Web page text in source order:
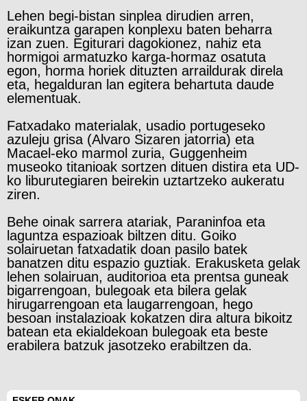
Lehen begi-bistan sinplea dirudien arren,
eraikuntza garapen konplexu baten beharra
izan zuen. Egiturari dagokionez, nahiz eta
hormigoi armatuzko karga-hormaz osatuta
egon, horma horiek dituzten arraildurak direla
eta, hegalduran lan egitera behartuta daude
elementuak.
Fatxadako materialak, usadio portugeseko
azuleju grisa (Alvaro Sizaren jatorria) eta
Macael-eko marmol zuria, Guggenheim
museoko titanioak sortzen dituen distira eta UD-
ko liburutegiaren beirekin uztartzeko aukeratu
ziren.
Behe oinak sarrera atariak, Paraninfoa eta
laguntza espazioak biltzen ditu. Goiko
solairuetan fatxadatik doan pasilo batek
banatzen ditu espazio guztiak. Erakusketa gelak
lehen solairuan, auditorioa eta prentsa guneak
bigarrengoan, bulegoak eta bilera gelak
hirugarrengoan eta laugarrengoan, hego
besoan instalazioak kokatzen dira altura bikoitz
batean eta ekialdekoan bulegoak eta beste
erabilera batzuk jasotzeko erabiltzen da.